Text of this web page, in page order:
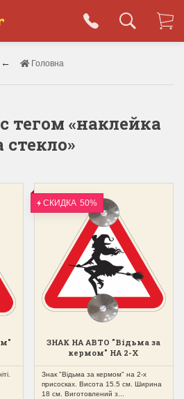
Головна
тегом «наклейка
стекло»
СКИДКА 50%
ЗНАК НА АВТО "Відьма за
кермом" НА 2-Х
ПРИСОСКАХ ЗЙОМНИЙ
Знак "Відьма за кермом" на 2-х
присосках. Висота 15.5 см. Ширина
18 см. Виготовлений з...